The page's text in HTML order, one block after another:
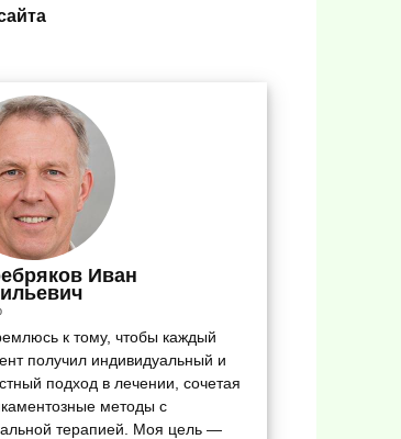
Иван
к тому, чтобы каждый
получил индивидуальный и
подход в лечении, сочетая
методы с
терапией. Моя цель —